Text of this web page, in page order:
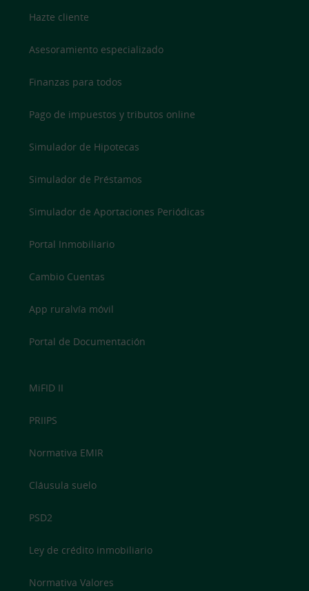
Hazte cliente
Asesoramiento especializado
Finanzas para todos
Pago de impuestos y tributos online
Simulador de Hipotecas
Simulador de Préstamos
Simulador de Aportaciones Periódicas
Portal Inmobiliario
Cambio Cuentas
App ruralvía móvil
Portal de Documentación
MiFID II
PRIIPS
Normativa EMIR
Cláusula suelo
PSD2
Ley de crédito inmobiliario
Normativa Valores